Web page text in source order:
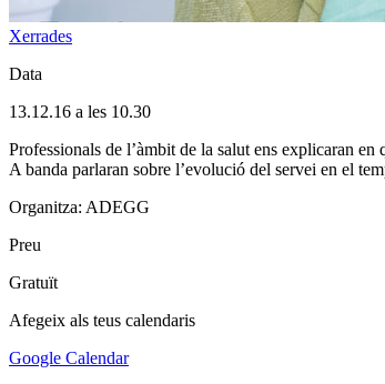
Xerrades
Data
13.12.16 a les 10.30
Professionals de l’àmbit de la salut ens explicaran en
A banda parlaran sobre l’evolució del servei en el
Organitza: ADEGG
Preu
Gratuït
Afegeix als teus calendaris
Google Calendar